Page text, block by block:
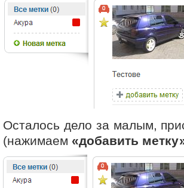
Осталось дело за малым,
(нажимаем «добавить